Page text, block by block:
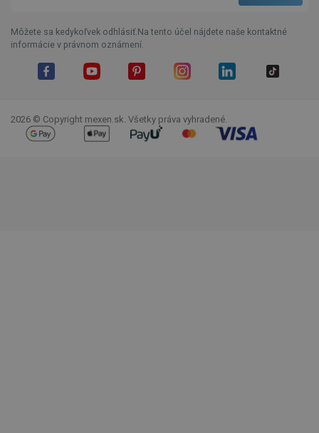
Môžete sa kedykoľvek odhlásiť.Na tento účel nájdete naše kontaktné
informácie v právnom oznámení.
2026 © Copyright mexen.sk. Všetky práva vyhradené.